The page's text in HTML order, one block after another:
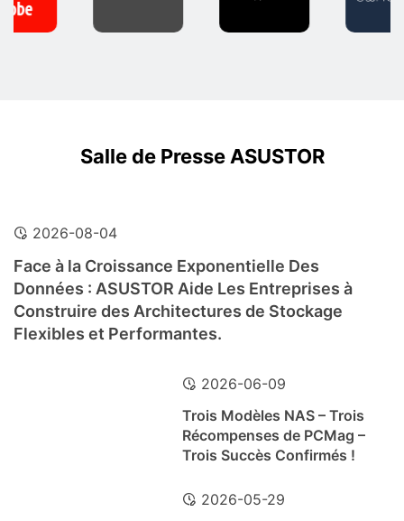
Salle de Presse ASUSTOR
2026-08-04
Face à la Croissance Exponentielle Des
Données : ASUSTOR Aide Les Entreprises à
Construire des Architectures de Stockage
Flexibles et Performantes.
2026-06-09
Trois Modèles NAS – Trois
Récompenses de PCMag –
Trois Succès Confirmés !
2026-05-29